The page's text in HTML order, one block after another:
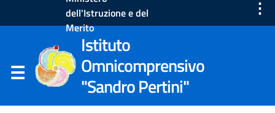
dell'Istruzione e del
Merito
⋮
Istituto
Omnicomprensivo
"Sandro Pertini"